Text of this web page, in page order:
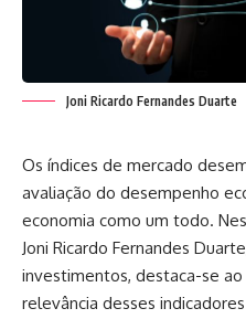
Joni Ricardo Fernandes Duarte
Os índices de mercado
avaliação do desempenho
economia como um todo.
Joni Ricardo Fernandes Duarte
investimentos, destaca-se
relevância desses